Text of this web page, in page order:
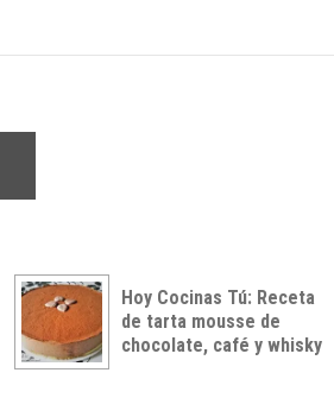
Hoy Cocinas Tú: Receta
de tarta mousse de
chocolate, café y whisky